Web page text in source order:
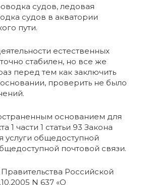
судов, ледовая
судов в акватории
пути.
естественных
стабилен, но все же
перед тем как заключить
проверить не было
основанием для
1 части 1 статьи 93 Закона
общедоступной
почтовой связи.
Российской
N 637 «О